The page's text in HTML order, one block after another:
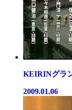
KEIRINグラ
2009.01.06